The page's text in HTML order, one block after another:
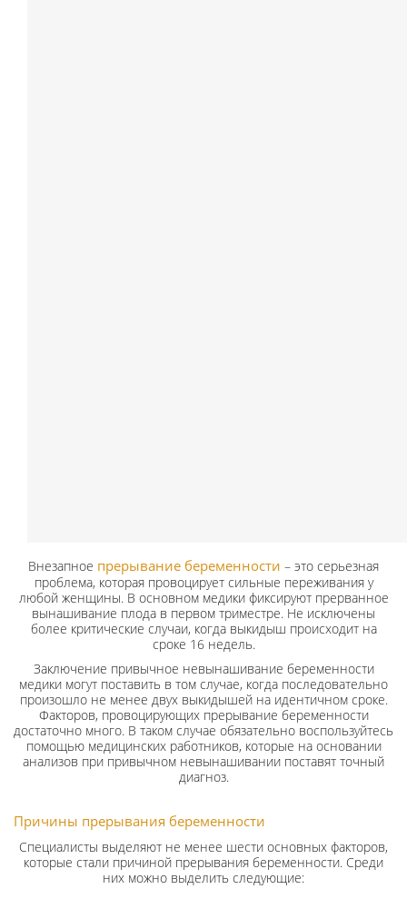
Внезапное прерывание беременности – это серьезная
проблема, которая провоцирует сильные переживания у
любой женщины. В основном медики фиксируют прерванное
вынашивание плода в первом триместре. Не исключены
более критические случаи, когда выкидыш происходит на
сроке 16 недель.
Заключение привычное невынашивание беременности
медики могут поставить в том случае, когда последовательно
произошло не менее двух выкидышей на идентичном сроке.
Факторов, провоцирующих прерывание беременности
достаточно много. В таком случае обязательно воспользуйтесь
помощью медицинских работников, которые на основании
анализов при привычном невынашивании поставят точный
диагноз.
Причины прерывания беременности
Специалисты выделяют не менее шести основных факторов,
которые стали причиной прерывания беременности. Среди
них можно выделить следующие: